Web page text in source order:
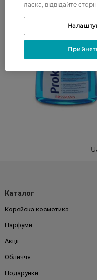
Каталог
Корейска косметика
Парфуми
Акції
Обличчя
Подарунки
ласка, відвідайте